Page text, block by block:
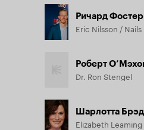
Ричард
Eric Nilsson / Nails
Роберт
Dr. Ron Stengel
Шарлотта
Elizabeth Leaming